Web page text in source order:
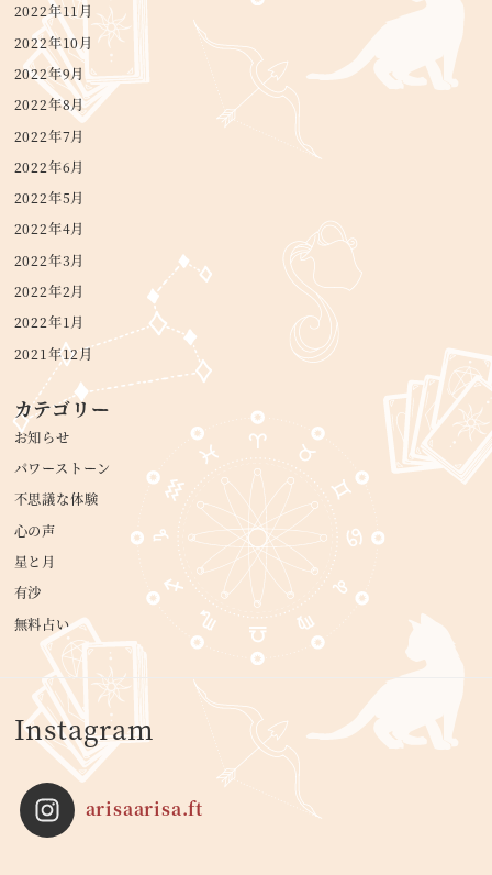
2022年11月
2022年10月
2022年9月
2022年8月
2022年7月
2022年6月
2022年5月
2022年4月
2022年3月
2022年2月
2022年1月
2021年12月
カテゴリー
お知らせ
パワーストーン
不思議な体験
心の声
星と月
有沙
無料占い
Instagram
arisaarisa.ft